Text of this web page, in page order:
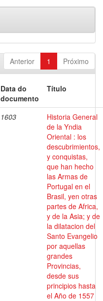
Anterior 1 Próximo
Data do
documento
Título
1603
Historia General
de la Yndia
Oriental : los
descubrimientos,
y conquistas,
que han hecho
las Armas de
Portugal en el
Brasil, yen otras
partes de Africa,
y de la Asia; y de
la dilatacion del
Santo Evangelio
por aquellas
grandes
Provincias,
desde sus
principios hasta
el Año de 1557